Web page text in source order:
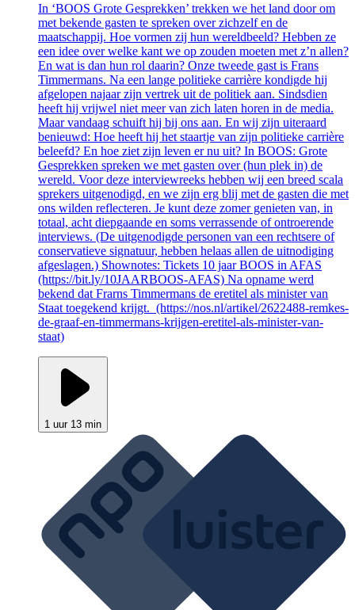
In ‘BOOS Grote Gesprekken’ trekken we het land door om
met bekende gasten te spreken over zichzelf en de
maatschappij. Hoe vormen zij hun wereldbeeld? Hebben ze
een idee over welke kant we op zouden moeten met z’n allen?
En wat is dan hun rol daarin? Onze tweede gast is Frans
Timmermans. Na een lange politieke carrière kondigde hij
afgelopen najaar zijn vertrek uit de politiek aan. Sindsdien
heeft hij vrijwel niet meer van zich laten horen in de media.
Maar vandaag schuift hij bij ons aan. En wij zijn uiteraard
benieuwd: Hoe heeft hij het staartje van zijn politieke carrière
beleefd? En hoe ziet zijn leven er nu uit? In BOOS: Grote
Gesprekken spreken we met gasten over (hun plek in) de
wereld. Voor deze interviewreeks hebben wij een breed scala
sprekers uitgenodigd, en we zijn erg blij met de gasten die met
ons wilden reflecteren. Je kunt deze zomer genieten van, in
totaal, acht diepgaande en soms verrassende of ontroerende
interviews. (De uitgenodigde personen van een rechtsere of
conservatieve signatuur, hebben helaas allen de uitnodiging
afgeslagen.) Shownotes: Tickets 10 jaar BOOS in AFAS
(https://bit.ly/10JAARBOOS-AFAS) Na opname werd
bekend dat Frarns Timmermans de eretitel als minister van
Staat toegekend krijgt. (https://nos.nl/artikel/2622488-remkes-
de-graaf-en-timmermans-krijgen-eretitel-als-minister-van-
staat)
1 uur 13 min